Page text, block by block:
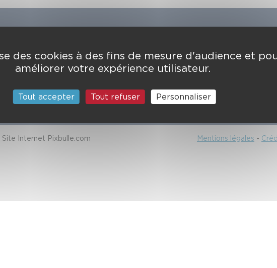
CEDEX
18/
Internet Pixbulle.com Mentions légales -
des cookies à des fins de mesure d'audience et
améliorer votre expérience utilisateur.
Tout accepter Tout refuser Personnaliser